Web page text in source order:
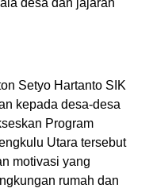
desa dan jajaran
Setyo Hartanto SIK
kepada desa-desa
Program
Utara tersebut
motivasi yang
rumah dan